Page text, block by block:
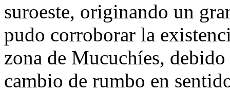
suroeste, originando un
pudo corroborar la
zona de Mucuchíes,
cambio de rumbo en